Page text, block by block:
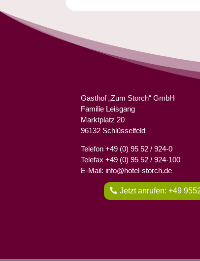
Gasthof „Zum Storch“ GmbH
Familie Leisgang
Marktplatz 20
96132 Schlüsselfeld
Telefon +49 (0) 95 52 / 924-0
Telefax +49 (0) 95 52 / 924-100
E-Mail: info@hotel-storch.de
Jetzt anrufen: +49